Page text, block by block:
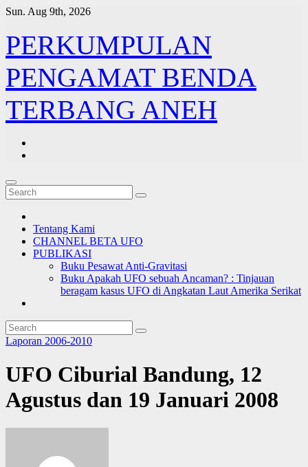
Skip
content
Sun. Aug 9th, 2026
PERKUMPULAN
PENGAMAT BENDA
TERBANG ANEH
Tentang Kami
CHANNEL BETA UFO
PUBLIKASI
Buku Pesawat Anti-Gravitasi
Buku Apakah UFO sebuah Ancaman? : Tinjauan
beragam kasus UFO di Angkatan Laut Amerika Serikat
Laporan 2006-2010
UFO Ciburial Bandung, 12
Agustus dan 19 Januari 2008